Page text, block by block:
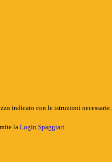
indicato con le istruzioni necessarie.
la Login Spaggiari